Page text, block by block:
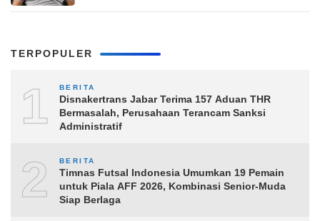
TERPOPULER
1 BERITA
Disnakertrans Jabar Terima 157 Aduan THR
Bermasalah, Perusahaan Terancam Sanksi
Administratif
2 BERITA
Timnas Futsal Indonesia Umumkan 19 Pemain
untuk Piala AFF 2026, Kombinasi Senior-Muda
Siap Berlaga